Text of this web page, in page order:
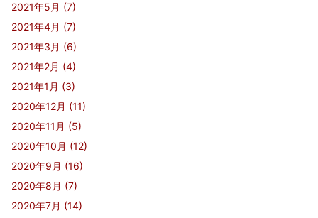
2021年5月 (7)
2021年4月 (7)
2021年3月 (6)
2021年2月 (4)
2021年1月 (3)
2020年12月 (11)
2020年11月 (5)
2020年10月 (12)
2020年9月 (16)
2020年8月 (7)
2020年7月 (14)